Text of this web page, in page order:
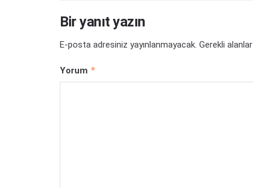
Bir yanıt yazın
E-posta adresiniz yayınlanmayacak. Gerekli alanlar
Yorum *